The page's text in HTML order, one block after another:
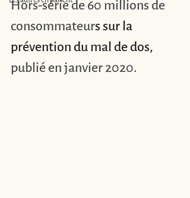
Hors-série de 60 millions de
consommateurs sur la
prévention du mal de dos,
publié en janvier 2020.